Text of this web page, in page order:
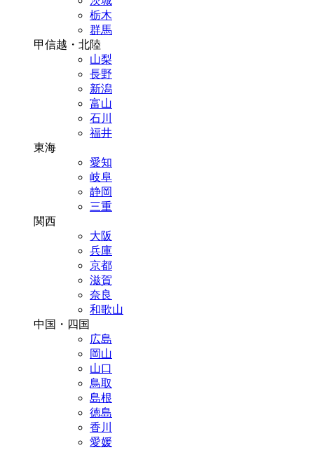
栃木
群馬
甲信越・北陸
山梨
長野
新潟
富山
石川
福井
東海
愛知
岐阜
静岡
三重
関西
大阪
兵庫
京都
滋賀
奈良
和歌山
中国・四国
広島
岡山
山口
鳥取
島根
徳島
香川
愛媛